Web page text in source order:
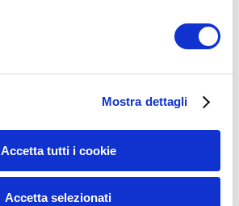
Mostra dettagli
Accetta tutti i cookie
Accetta selezionati
(16)
(75)